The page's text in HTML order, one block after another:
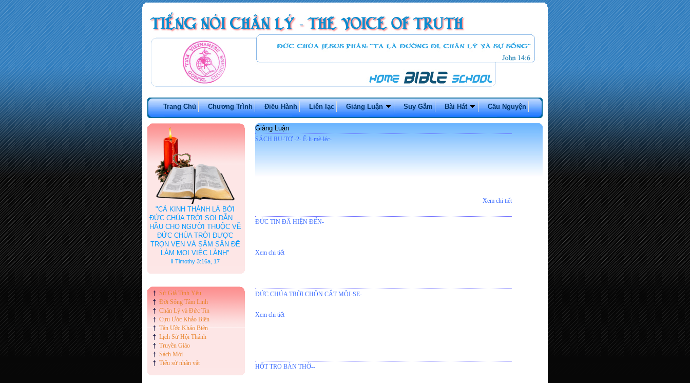
Trang Chủ Chương Trình Điều Hành Liên lạc Giảng Luận Suy Gẫm Bài Hát Cầu Nguyện
"CẢ KINH THÁNH LÀ BỞI
ĐỨC CHÚA TRỜI SOI DẪN ...
HẦU CHO NGƯỜI THUỘC VỀ
ĐỨC CHÚA TRỜI ĐƯỢC
TRỌN VẸN VÀ SẮM SẴN ĐỂ
LÀM MỌI VIỆC LÀNH"
II Timothy 3:16a, 17
† Sứ Giả Tình Yêu
† Đời Sống Tâm Linh
† Chân Lý và Đức Tin
† Cựu Ước Khảo Biên
† Tân Ước Khảo Biên
† Lịch Sử Hội Thánh
† Truyền Giáo
† Sách Mới
† Tiểu sử nhân vật
Giảng Luận
SÁCH RU-TƠ -2- Ê-li-mê-léc-
Xem chi tiết
ĐỨC TIN ĐÃ HIỆN ĐẾN-
Xem chi tiết
ĐỨC CHÚA TRỜI CHÔN CẤT MÔI-SE-
Xem chi tiết
HỐT TRO BÀN THỜ--